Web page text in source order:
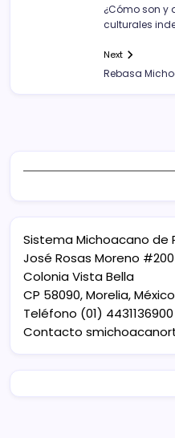
¿Cómo son y
culturales
Next
Rebasa
Sistema Michoacano de
José Rosas Moreno #200
Colonia Vista Bella
CP 58090, Morelia, México
Teléfono (01) 4431136900
Contacto